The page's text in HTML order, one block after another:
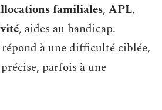
familiales, APL,
, aides au handicap.
à une difficulté ciblée,
parfois à une